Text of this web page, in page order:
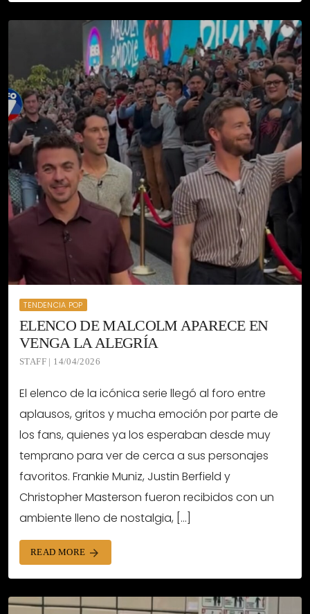
TENDENCIA POP
ELENCO DE MALCOLM APARECE EN
VENGA LA ALEGRÍA
STAFF | 14/04/2026
El elenco de la icónica serie llegó al foro entre
aplausos, gritos y mucha emoción por parte de
los fans, quienes ya los esperaban desde muy
temprano para ver de cerca a sus personajes
favoritos. Frankie Muniz, Justin Berfield y
Christopher Masterson fueron recibidos con un
ambiente lleno de nostalgia, […]
READ MORE arrow_forward